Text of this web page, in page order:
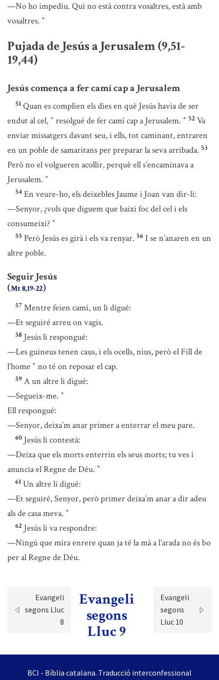
—No ho impediu. Qui no està contra vosaltres, està amb
vosaltres. *
Pujada de Jesús a Jerusalem (9,51-
19,44)
Jesús comença a fer camí cap a Jerusalem
51 Quan es complien els dies en què Jesús havia de ser
endut al cel, * resolgué de fer camí cap a Jerusalem. * 52 Va
enviar missatgers davant seu, i ells, tot caminant, entraren
en un poble de samaritans per preparar la seva arribada. 53
Però no el volgueren acollir, perquè ell s’encaminava a
Jerusalem. *
54 En veure-ho, els deixebles Jaume i Joan van dir-li:
—Senyor, ¿vols que diguem que baixi foc del cel i els
consumeixi? *
55 Però Jesús es girà i els va renyar. 56 I se n’anaren en un
altre poble.
Seguir Jesús
(Mt 8,19-22)
57 Mentre feien camí, un li digué:
—Et seguiré arreu on vagis.
58 Jesús li respongué:
—Les guineus tenen caus, i els ocells, nius, però el Fill de
l’home * no té on reposar el cap.
59 A un altre li digué:
—Segueix-me. *
Ell respongué:
—Senyor, deixa’m anar primer a enterrar el meu pare.
60 Jesús li contestà:
—Deixa que els morts enterrin els seus morts; tu ves i
anuncia el Regne de Déu. *
61 Un altre li digué:
—Et seguiré, Senyor, però primer deixa’m anar a dir adeu
als de casa meva. *
62 Jesús li va respondre:
—Ningú que mira enrere quan ja té la mà a l’arada no és bo
per al Regne de Déu.
Evangeli
segons Lluc
8
Evangeli
segons
Lluc 9
Evangeli
segons
Lluc 10
BCI - Bíblia catalana. Traducció interconfessional